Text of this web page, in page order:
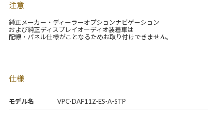
モデル名 VPC-DAF11Z-ES-A-STP
注意
純正メーカー・ディーラーオプションナビゲーション
および純正ディスプレイオーディオ装着車は
配線・パネル仕様がことなるためお取り付けできません。
仕様